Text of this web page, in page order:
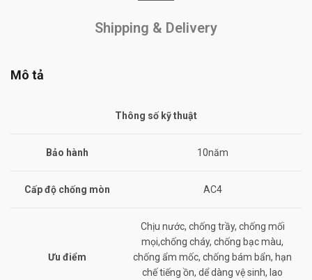
Shipping & Delivery
Mô tả
Thông số kỹ thuật
Bảo hành 10năm
Cấp độ chống mòn AC4
Ưu điểm
Chịu nước, chống trầy, chống mối
mọi,chống cháy, chống bạc màu,
chống ẩm mốc, chống bám bẩn, hạn
chế tiếng ồn, dể dàng vệ sinh, lao